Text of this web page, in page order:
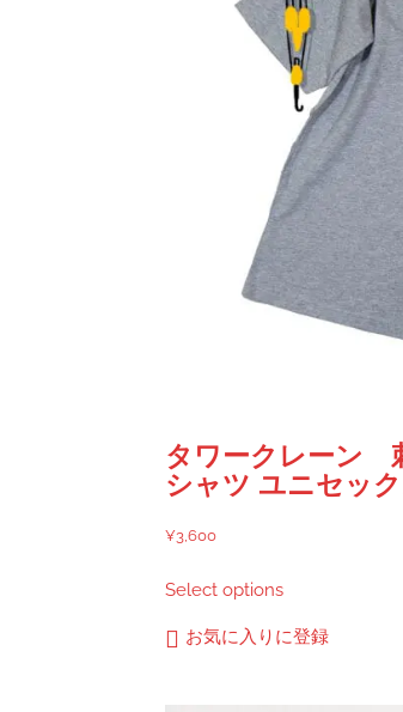
タワークレーン
シャツ ユニセッ
¥3,600
Select optionsの
商
お気に入りに登録